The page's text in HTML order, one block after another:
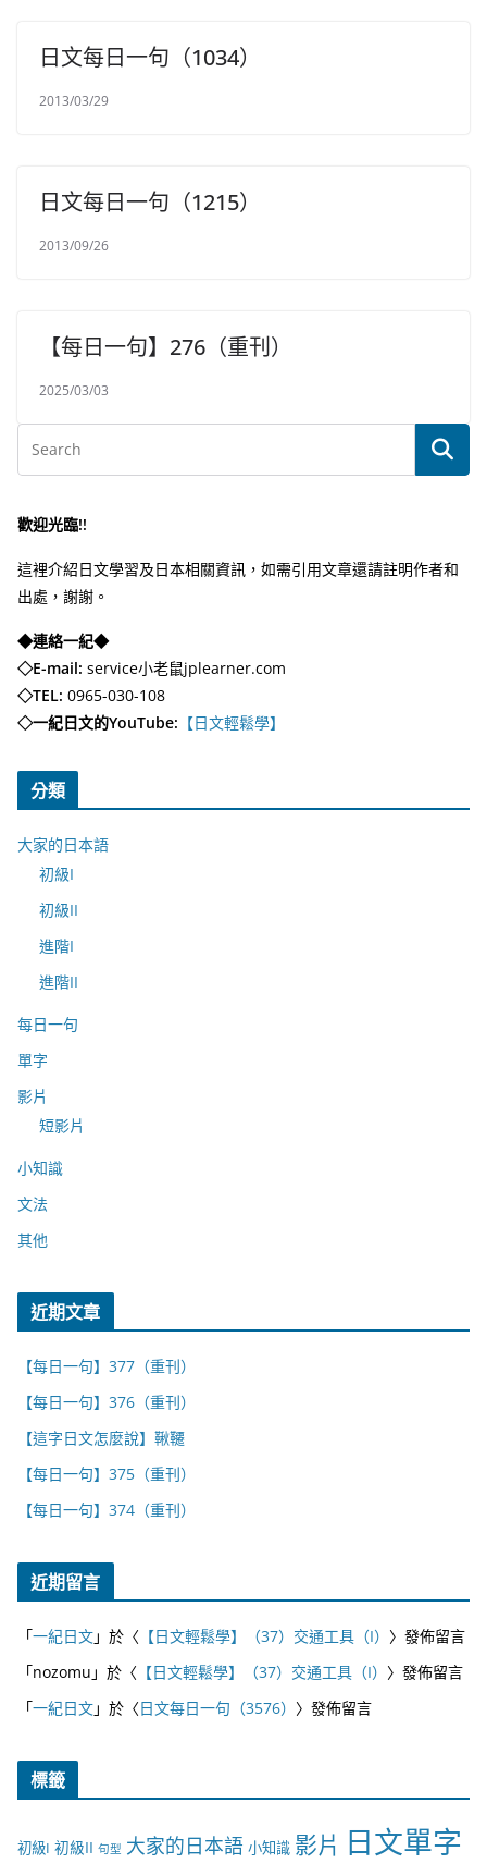
日文每日一句（1034）
2013/03/29
日文每日一句（1215）
2013/09/26
【每日一句】276（重刊）
2025/03/03
歡迎光臨!!
這裡介紹日文學習及日本相關資訊，如需引用文章還請註明作者和
出處，謝謝。
◆連絡一紀◆
◇E-mail: service小老鼠jplearner.com
◇TEL: 0965-030-108
◇一紀日文的YouTube: 【日文輕鬆學】
分類
大家的日本語
初級I
初級II
進階I
進階II
每日一句
單字
影片
短影片
小知識
文法
其他
近期文章
【每日一句】377（重刊）
【每日一句】376（重刊）
【這字日文怎麼說】鞦韆
【每日一句】375（重刊）
【每日一句】374（重刊）
近期留言
「一紀日文」於〈 【日文輕鬆學】（37）交通工具（I） 〉發佈留言
「nozomu 」於〈 【日文輕鬆學】（37）交通工具（I） 〉發佈留言
「一紀日文」於〈日文每日一句（3576） 〉發佈留言
標籤
初級I 初級II 句型 大家的日本語 小知識 影片 日文單字